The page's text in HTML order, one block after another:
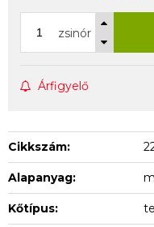
zsinór
Árfigyelő
Cikkszám:
Alapanyag:
Kőtípus: